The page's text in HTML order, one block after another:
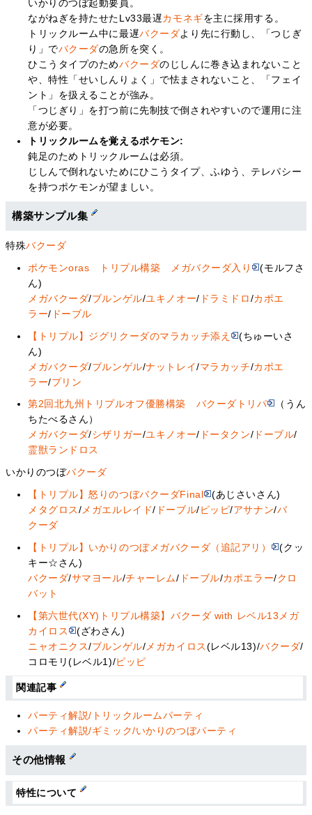
いかりのつぼ起動要員。
ながねぎを持たせたLv33最遅カモネギを主に採用する。
トリックルーム中に最遅バクーダより先に行動し、「つじぎ
り」でバクーダの急所を突く。
ひこうタイプのためバクーダのじしんに巻き込まれないこと
や、特性「せいしんりょく」で怯まされないこと、「フェイ
ント」を扱えることが強み。
「つじぎり」を打つ前に先制技で倒されやすいので運用に注
意が必要。
トリックルームを覚えるポケモン:
鈍足のためトリックルームは必須。
じしんで倒れないためにひこうタイプ、ふゆう、テレパシー
を持つポケモンが望ましい。
構築サンプル集
特殊バクーダ
ポケモンoras トリプル構築 メガバクーダ入り
(モルフさ
ん)
メガバクーダ/ブルンゲル/ユキノオー/ ドラミドロ/カポエ
ラー/ ドーブル
【トリプル】ジグリクーダのマラカッチ添え
(ちゅーいさ
ん)
メガバクーダ/ブルンゲル/ナットレイ/マラカッチ/カポエ
ラー/プリン
第2回北九州トリプルオフ優勝構築 バクーダトリパ
（うん
ちたべるさん）
メガバクーダ/シザリガー/ユキノオー/ ドータクン/ ドーブル/
霊獣ランドロス
いかりのつぼバクーダ
【トリプル】怒りのつぼバクーダFinal
(あじさいさん)
メタグロス/ メガエルレイド/ ドーブル/ピッピ/アサナン/バ
クーダ
【トリプル】いかりのつぼメガバクーダ（追記アリ）
(クッ
キー☆さん)
バクーダ/サマヨール/チャーレム/ ドーブル/カポエラー/クロ
バット
【第六世代(XY)トリプル構築】バクーダ with レベル13メガ
カイロス
(ざわさん)
ニャオニクス/ブルンゲル/ メガカイロス(レベル13)/バクーダ/
コロモリ(レベル1)/ピッピ
関連記事
パーティ解説/トリックルームパーティ
パーティ解説/ギミック/いかりのつぼパーティ
その他情報
特性について